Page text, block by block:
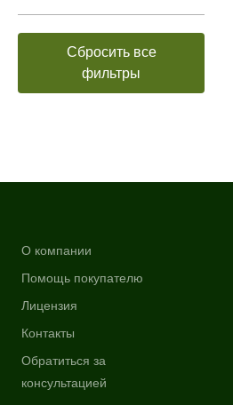
Сбросить все
фильтры
О компании
Помощь покупателю
Лицензия
Контакты
Обратиться за
консультацией